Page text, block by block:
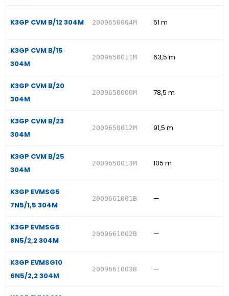
K3GP CVM B/12 304M 2009650004M 51 m
K3GP CVM B/15
304M
2009650011M 63,5 m
K3GP CVM B/20
304M
2009650000M 78,5 m
K3GP CVM B/23
304M
2009650012M 91,5 m
K3GP CVM B/25
304M
2009650013M 105 m
K3GP EVMSG5
7N5/1,5 304M
2009661001B —
K3GP EVMSG5
8N5/2,2 304M
2009661002B —
K3GP EVMSG10
6N5/2,2 304M
2009661003B —